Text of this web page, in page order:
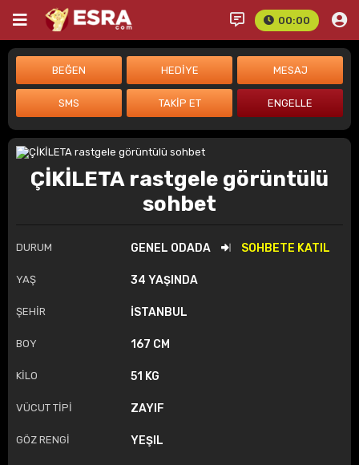
00:00
ÇİKİLETA rastgele görüntülü
sohbet
DURUM GENEL ODADA SOHBETE KATIL
YAŞ 34 YAŞINDA
ŞEHİR İSTANBUL
BOY 167 CM
KİLO 51 KG
VÜCUT TİPİ ZAYIF
GÖZ RENGİ YEŞIL